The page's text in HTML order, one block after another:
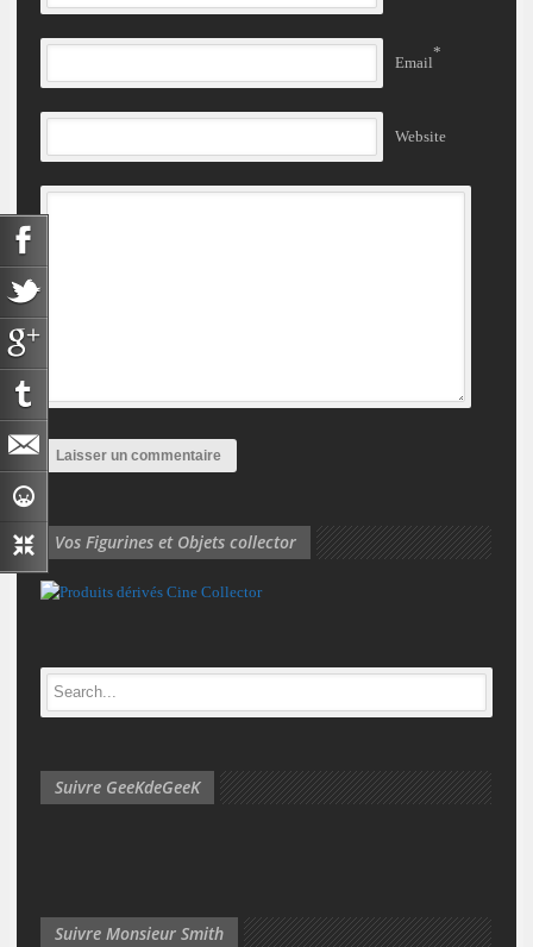
Email
*
Website
Vos Figurines et Objets collector
Suivre GeeKdeGeeK
Suivre Monsieur Smith